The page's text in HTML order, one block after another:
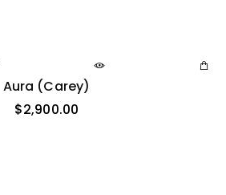
Aura (carey)
$2,900.00